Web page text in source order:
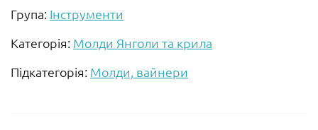
Група: Інструменти
Категорія: Молди Янголи та крила
Підкатегорія: Молди, вайнери